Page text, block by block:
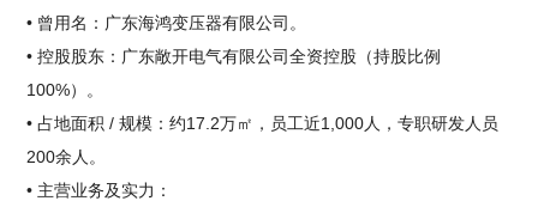
• 曾用名：广东海鸿变压器有限公司。
• 控股股东：广东敞开电气有限公司全资控股（持股比例
100%）。
• 占地面积 / 规模：约17.2万㎡，员工近1,000人，专职研发人员
200余人。
• 主营业务及实力：